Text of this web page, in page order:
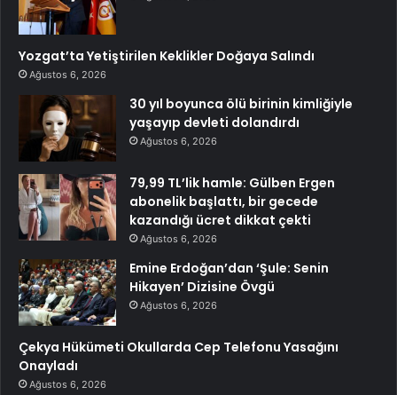
Yozgat’ta Yetiştirilen Keklikler Doğaya Salındı
Ağustos 6, 2026
30 yıl boyunca ölü birinin kimliğiyle
yaşayıp devleti dolandırdı
Ağustos 6, 2026
79,99 TL’lik hamle: Gülben Ergen
abonelik başlattı, bir gecede
kazandığı ücret dikkat çekti
Ağustos 6, 2026
Emine Erdoğan’dan ‘Şule: Senin
Hikayen’ Dizisine Övgü
Ağustos 6, 2026
Çekya Hükümeti Okullarda Cep Telefonu Yasağını
Onayladı
Ağustos 6, 2026